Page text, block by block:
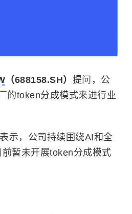
（688158.SH） 提问，公
的token分成模式来进行业
示，公司持续围绕AI和全
暂未开展token分成模式